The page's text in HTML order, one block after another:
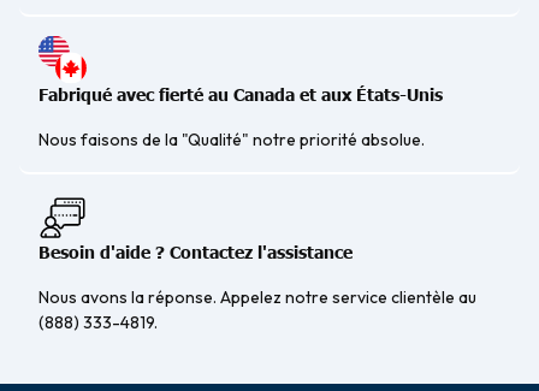
Fabriqué avec fierté au Canada et aux États-Unis
Nous faisons de la "Qualité" notre priorité absolue.
Besoin d'aide ? Contactez l'assistance
Nous avons la réponse. Appelez notre service clientèle au
(888) 333-4819.